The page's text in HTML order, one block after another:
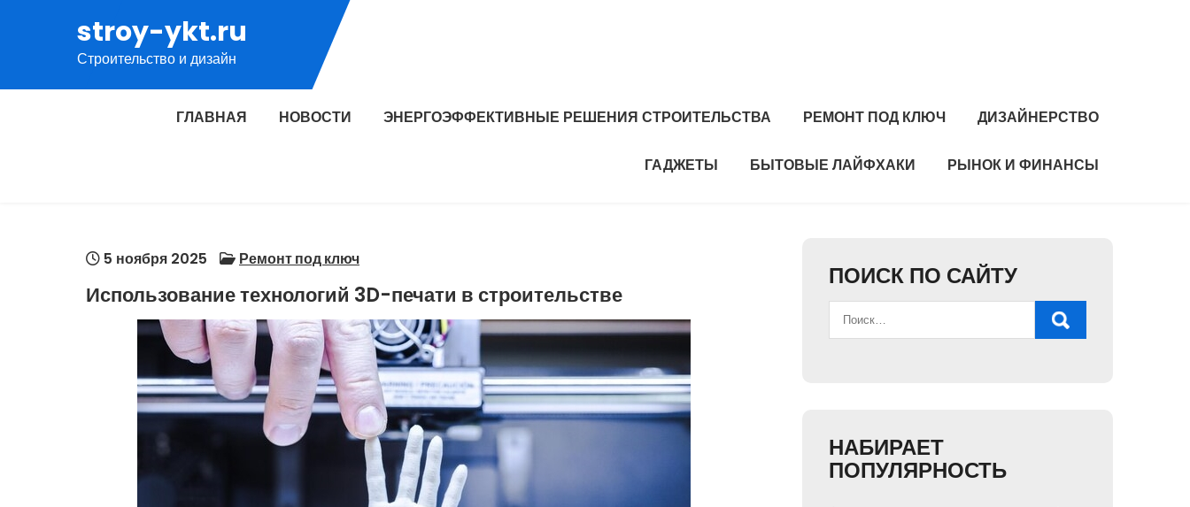
содержимому
stroy-ykt.ru
Строительство и дизайн
ГЛАВНАЯ НОВОСТИ ЭНЕРГОЭФФЕКТИВНЫЕ РЕШЕНИЯ СТРОИТЕЛЬСТВА РЕМОНТ ПОД КЛЮЧ ДИЗАЙНЕРСТВО
ГАДЖЕТЫ БЫТОВЫЕ ЛАЙФХАКИ РЫНОК И ФИНАНСЫ
5 ноября 2025 Ремонт под ключ
Использование технологий 3D-печати в строительстве
ПОИСК ПО САЙТУ
НАБИРАЕТ
ПОПУЛЯРНОСТЬ